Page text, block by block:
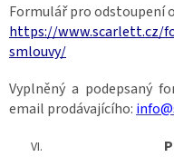
Formulář pro odstoupení
https://www.scarlett.cz/
smlouvy/
Vyplněný a podepsaný
email prodávajícího: